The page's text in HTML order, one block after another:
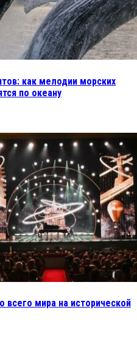
как мелодии морских
по океану
всего мира на исторической